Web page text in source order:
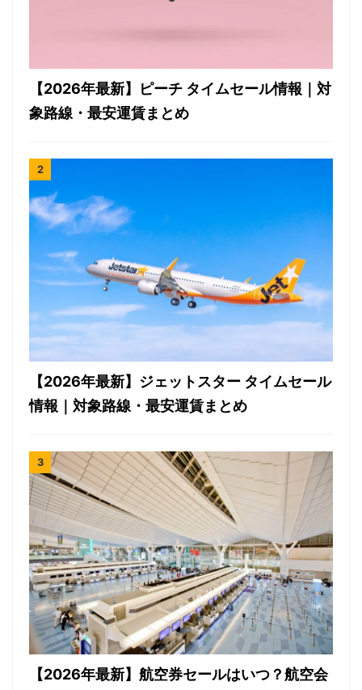
【2026年最新】ピーチ タイムセール情報｜対
象路線・最安運賃まとめ
【2026年最新】ジェットスター タイムセール
情報｜対象路線・最安運賃まとめ
【2026年最新】航空券セールはいつ？航空会